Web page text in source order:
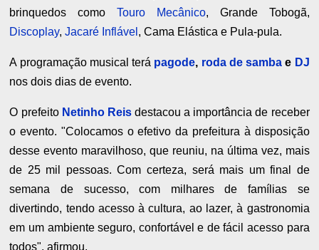
brinquedos comoTouro Mecânico, Grande Tobogã,
Discoplay,Jacaré Inflável , Cama Elástica e Pula-pula.
A programação musical terá pagode, roda de samba e DJ
nos dois dias de evento.
O prefeito Netinho Reisdestacou a importância de receber
o evento. "Colocamos o efetivo da prefeitura à disposição
desse evento maravilhoso, que reuniu, na última vez, mais
de 25 mil pessoas. Com certeza, será mais um final de
semana de sucesso, com milhares de famílias se
divertindo, tendo acesso à cultura, ao lazer, à gastronomia
em um ambiente seguro, confortável e de fácil acesso para
todos", afirmou.